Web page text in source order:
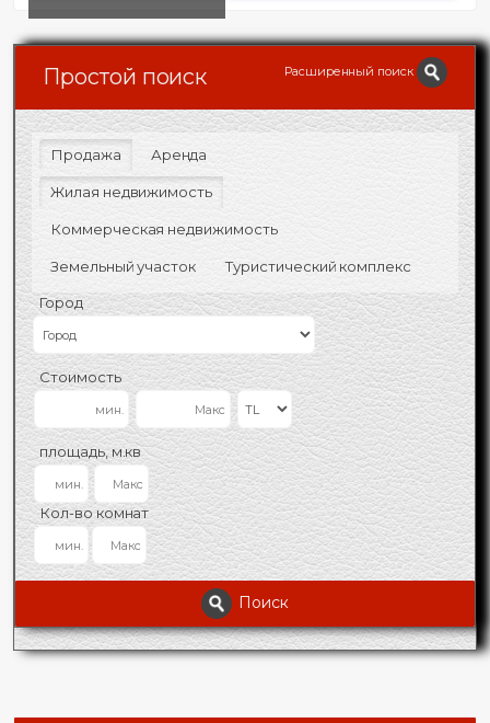
Простой поиск Расширенный поиск
Продажа Аренда
Жилая недвижимость
Коммерческая недвижимость
Земельный участок Туристический комплекс
Город
Стоимость
площадь, м.кв
Кол-во комнат
Поиск